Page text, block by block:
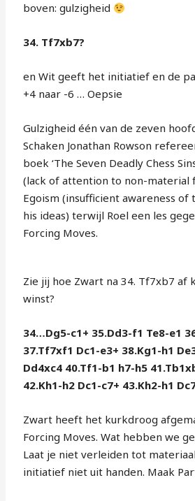
boven: gulzigheid
34. Tf7xb7?
en Wit geeft het initiatief en de
+4 naar -6 … Oepsie
Gulzigheid één van de zeven
Schaken Jonathan Rowson
boek ‘The Seven Deadly Chess
(lack of attention to non-material
Egoism (insufficient awareness of
his ideas) terwijl Roel een les
Forcing Moves.
Zie jij hoe Zwart na 34. Tf7xb7 af
winst?
34…Dg5-c1+ 35.Dd3-f1 Te8-e1
37.Tf7xf1 Dc1-e3+ 38.Kg1-h1
Dd4xc4 40.Tf1-b1 h7-h5
42.Kh1-h2 Dc1-c7+ 43.Kh2-h1
Zwart heeft het kurkdroog
Forcing Moves. Wat hebben we
Laat je niet verleiden tot
initiatief niet uit handen. Maak